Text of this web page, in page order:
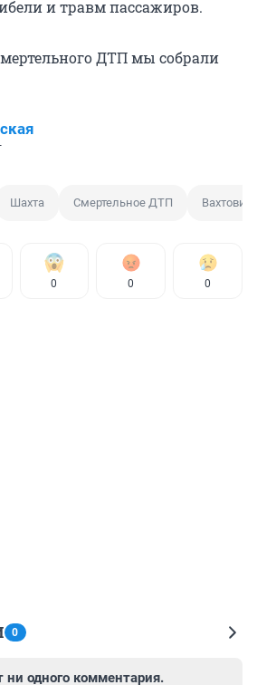
и травм пассажиров.
ДТП мы собрали
Шахта Смертельное ДТП Вахтовик
0 0 0
0
ни одного комментария.